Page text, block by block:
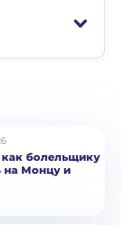
болельщику
на Монцу и